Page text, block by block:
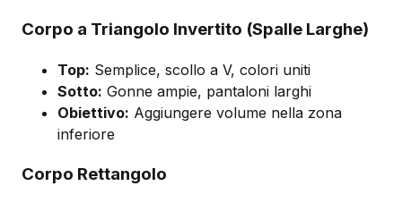
Corpo a Triangolo Invertito (Spalle Larghe)
Top: Semplice, scollo a V, colori uniti
Sotto: Gonne ampie, pantaloni larghi
Obiettivo: Aggiungere volume nella zona
inferiore
Corpo Rettangolo